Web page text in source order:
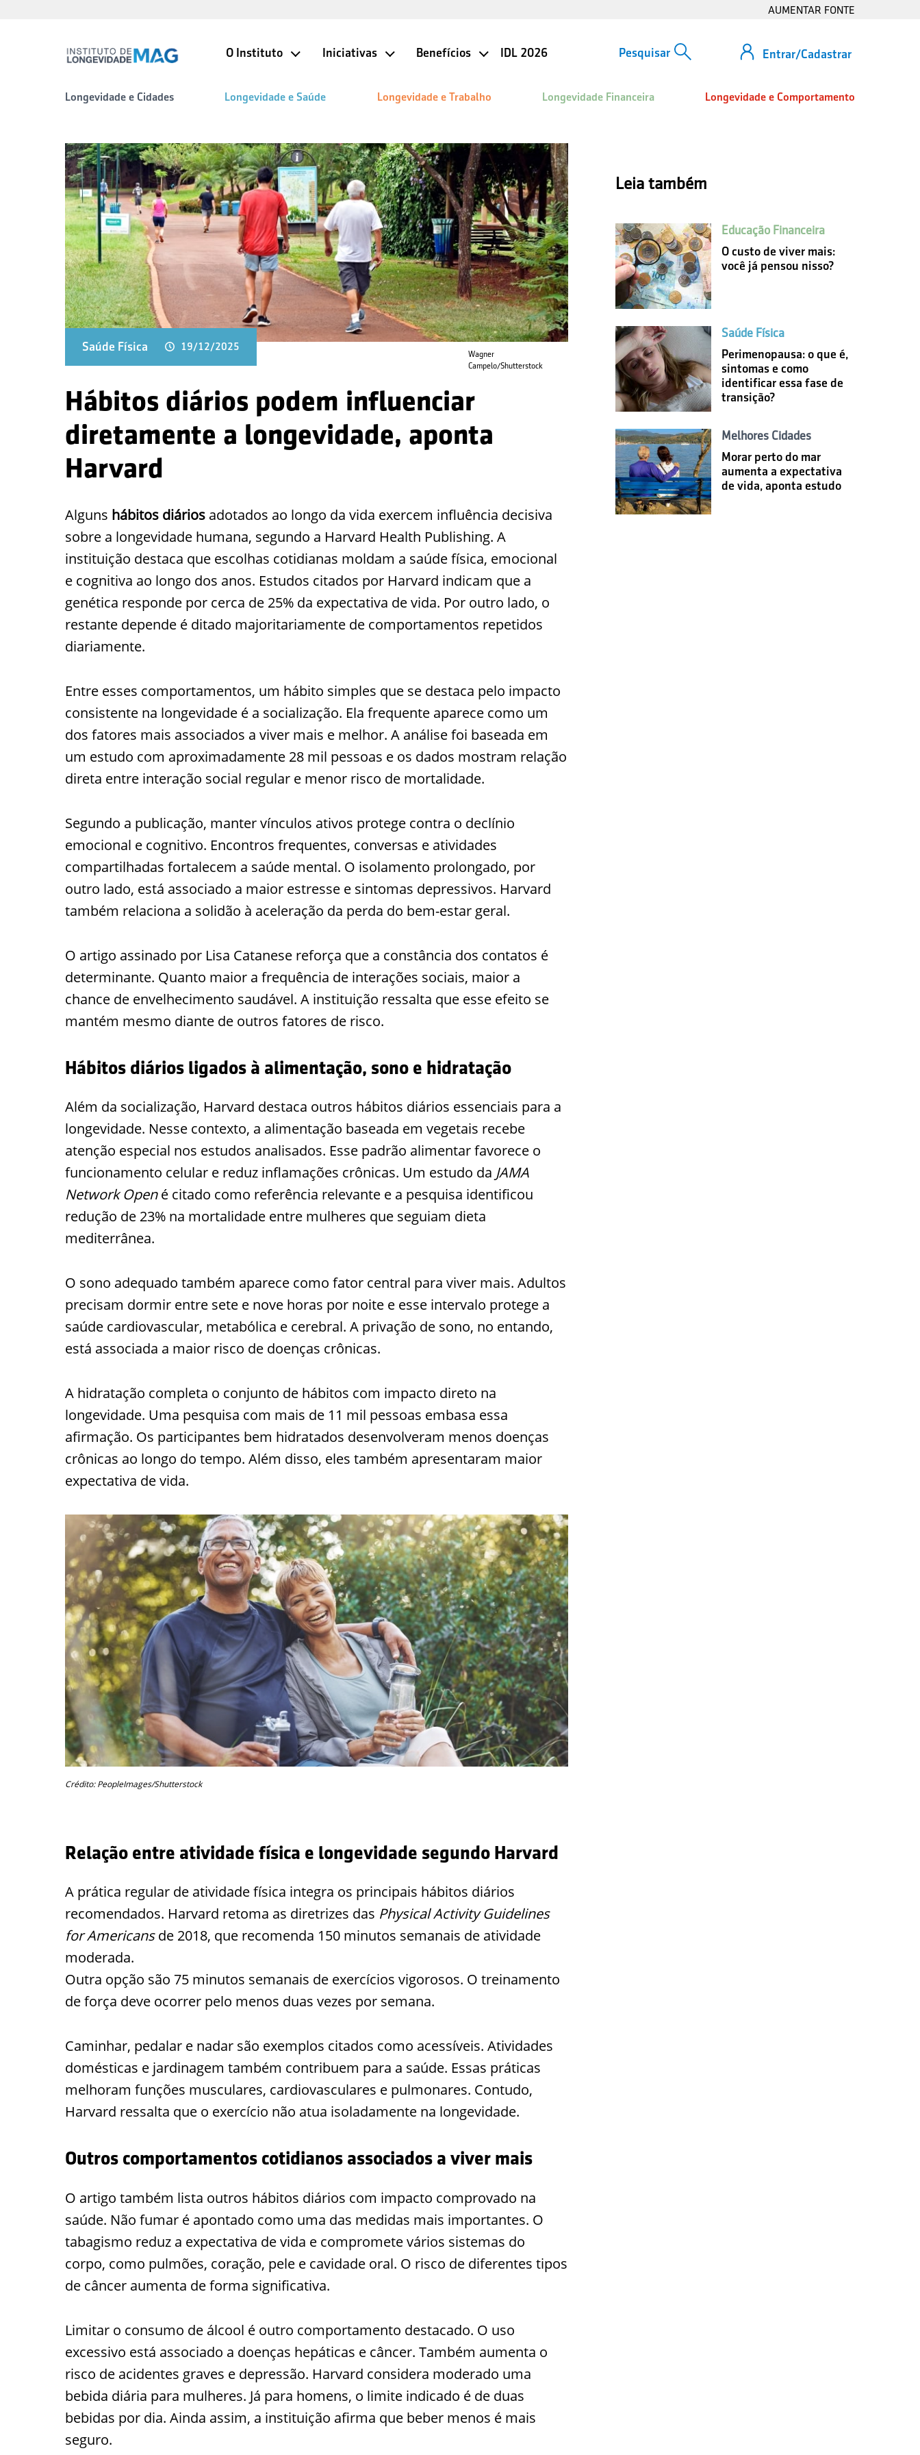
AUMENTAR FONTE
Entrar/Cadastrar
O Instituto Iniciativas Benefícios IDL 2026
Longevidade e Cidades Longevidade e Saúde Longevidade e Trabalho Longevidade Financeira Longevidade e Comportamento
Wagner
Campelo/Shutterstock
Saúde Física 19/12/2025
Hábitos diários podem influenciar
diretamente a longevidade, aponta
Harvard
Alguns hábitos diários adotados ao longo da vida exercem influência decisiva
sobre a longevidade humana, segundo a Harvard Health Publishing. A
instituição destaca que escolhas cotidianas moldam a saúde física, emocional
e cognitiva ao longo dos anos. Estudos citados por Harvard indicam que a
genética responde por cerca de 25% da expectativa de vida. Por outro lado, o
restante depende é ditado majoritariamente de comportamentos repetidos
diariamente.
Entre esses comportamentos, um hábito simples que se destaca pelo impacto
consistente na longevidade é a socialização. Ela frequente aparece como um
dos fatores mais associados a viver mais e melhor. A análise foi baseada em
um estudo com aproximadamente 28 mil pessoas e os dados mostram relação
direta entre interação social regular e menor risco de mortalidade.
Segundo a publicação, manter vínculos ativos protege contra o declínio
emocional e cognitivo. Encontros frequentes, conversas e atividades
compartilhadas fortalecem a saúde mental. O isolamento prolongado, por
outro lado, está associado a maior estresse e sintomas depressivos. Harvard
também relaciona a solidão à aceleração da perda do bem-estar geral.
O artigo assinado por Lisa Catanese reforça que a constância dos contatos é
determinante. Quanto maior a frequência de interações sociais, maior a
chance de envelhecimento saudável. A instituição ressalta que esse efeito se
mantém mesmo diante de outros fatores de risco.
Hábitos diários ligados à alimentação, sono e hidratação
Além da socialização, Harvard destaca outros hábitos diários essenciais para a
longevidade. Nesse contexto, a alimentação baseada em vegetais recebe
atenção especial nos estudos analisados. Esse padrão alimentar favorece o
funcionamento celular e reduz inflamações crônicas. Um estudo da JAMA
Network Opené citado como referência relevante e a pesquisa identificou
redução de 23% na mortalidade entre mulheres que seguiam dieta
mediterrânea.
O sono adequado também aparece como fator central para viver mais. Adultos
precisam dormir entre sete e nove horas por noite e esse intervalo protege a
saúde cardiovascular, metabólica e cerebral. A privação de sono, no entando,
está associada a maior risco de doenças crônicas.
A hidratação completa o conjunto de hábitos com impacto direto na
longevidade. Uma pesquisa com mais de 11 mil pessoas embasa essa
afirmação. Os participantes bem hidratados desenvolveram menos doenças
crônicas ao longo do tempo. Além disso, eles também apresentaram maior
expectativa de vida.
Crédito: PeopleImages/Shutterstock
Relação entre atividade física e longevidade segundo Harvard
A prática regular de atividade física integra os principais hábitos diários
recomendados. Harvard retoma as diretrizes das Physical Activity Guidelines
for Americansde 2018, que recomenda 150 minutos semanais de atividade
moderada.
Outra opção são 75 minutos semanais de exercícios vigorosos. O treinamento
de força deve ocorrer pelo menos duas vezes por semana.
Caminhar, pedalar e nadar são exemplos citados como acessíveis. Atividades
domésticas e jardinagem também contribuem para a saúde. Essas práticas
melhoram funções musculares, cardiovasculares e pulmonares. Contudo,
Harvard ressalta que o exercício não atua isoladamente na longevidade.
Outros comportamentos cotidianos associados a viver mais
O artigo também lista outros hábitos diários com impacto comprovado na
saúde. Não fumar é apontado como uma das medidas mais importantes. O
tabagismo reduz a expectativa de vida e compromete vários sistemas do
corpo, como pulmões, coração, pele e cavidade oral. O risco de diferentes tipos
de câncer aumenta de forma significativa.
Limitar o consumo de álcool é outro comportamento destacado. O uso
excessivo está associado a doenças hepáticas e câncer. Também aumenta o
risco de acidentes graves e depressão. Harvard considera moderado uma
bebida diária para mulheres. Já para homens, o limite indicado é de duas
bebidas por dia. Ainda assim, a instituição afirma que beber menos é mais
seguro.
Leia também
Educação Financeira
O custo de viver mais:
você já pensou nisso?
Saúde Física
Perimenopausa: o que é,
sintomas e como
identificar essa fase de
transição?
Melhores Cidades
Morar perto do mar
aumenta a expectativa
de vida, aponta estudo